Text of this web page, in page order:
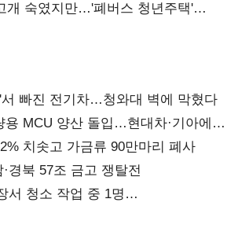
개 숙였지만…'폐버스 청년주택'
빠진 전기차…청와대 벽에 막혔다
용 MCU 양산 돌입…현대차·기아에
치솟고 가금류 90만마리 폐사
경북 57조 금고 쟁탈전
서 청소 작업 중 1명